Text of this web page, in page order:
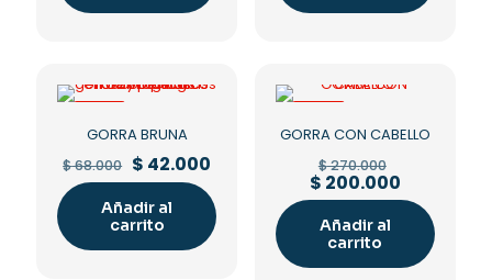
GORRA BRUNA
$68.000 Original
price
was:
$ 68.000.
$ 42.000
is:
$ 42.000.
Añadir al
carrito
GORRA CON CABELLO
$270.000
price
was:
$ 270.000.
$ 200.000Current
price
$ 200.000.
Añadir al
carrito